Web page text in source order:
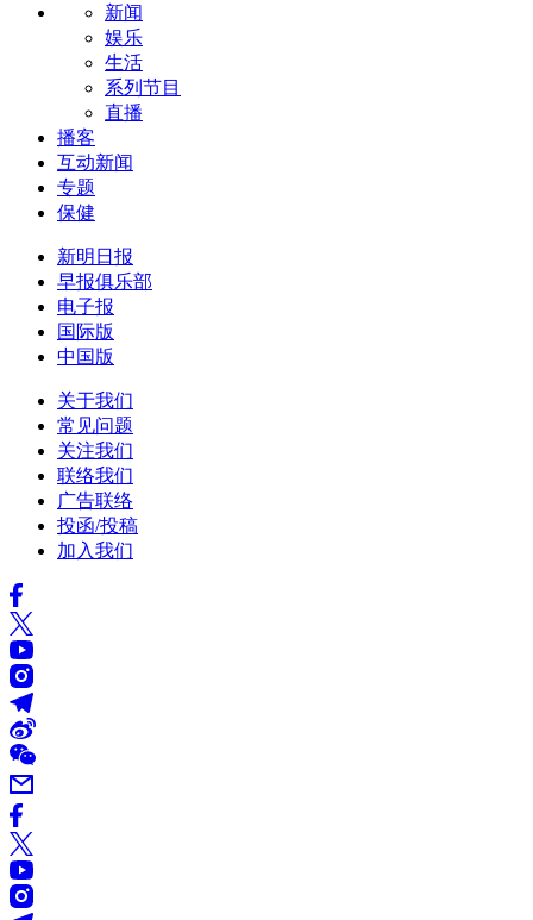
新闻
娱乐
生活
系列节目
直播
播客
互动新闻
专题
保健
新明日报
早报俱乐部
电子报
国际版
中国版
关于我们
常见问题
关注我们
联络我们
广告联络
投函/投稿
加入我们